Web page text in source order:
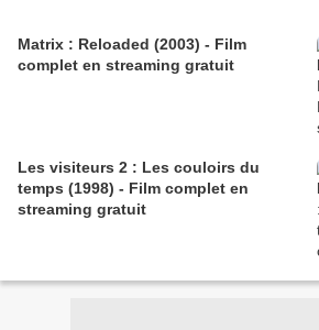
Matrix : Reloaded (2003) - Film
complet en streaming gratuit
Les visiteurs 2 : Les couloirs du
temps (1998) - Film complet en
streaming gratuit